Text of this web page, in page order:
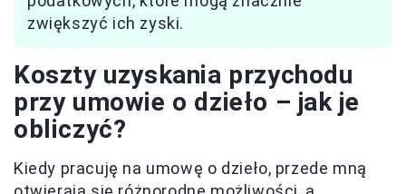
zwiększyć ich zyski.
Koszty uzyskania przychodu
przy umowie o dzieło – jak je
obliczyć?
Kiedy pracuję na umowę o dzieło, przede mną